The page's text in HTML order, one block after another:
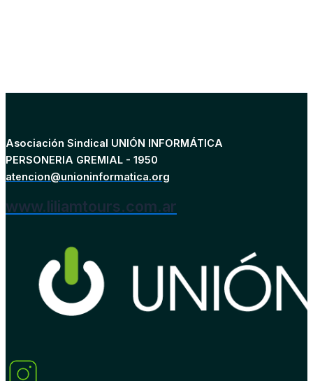
Asociación Sindical UNIÓN INFORMÁTICA
PERSONERIA GREMIAL - 1950
atencion@unioninformatica.org
www.liliamtours.com.ar